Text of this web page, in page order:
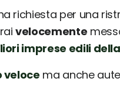
richiesta per una
velocemente
imprese edili
veloce ma anche